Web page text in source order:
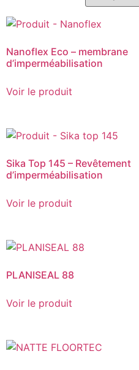
Nanoflex Eco – membrane
d’imperméabilisation
Voir le produit
Sika Top 145 – Revêtement
d’imperméabilisation
Voir le produit
PLANISEAL 88
Voir le produit